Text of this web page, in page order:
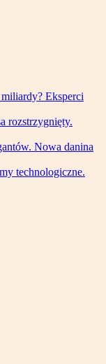
Eksperci
rozstrzygnięty.
Nowa danina
technologiczne.